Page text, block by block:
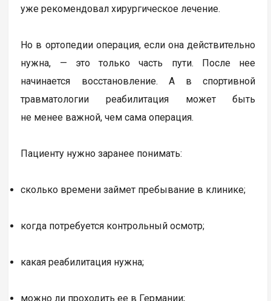
уже рекомендовал хирургическое лечение.
Но в ортопедии операция, если она действительно
нужна, — это только часть пути. После нее
начинается восстановление. А в спортивной
травматологии реабилитация может быть
не менее важной, чем сама операция.
Пациенту нужно заранее понимать:
сколько времени займет пребывание в клинике;
когда потребуется контрольный осмотр;
какая реабилитация нужна;
можно ли проходить ее в Германии;